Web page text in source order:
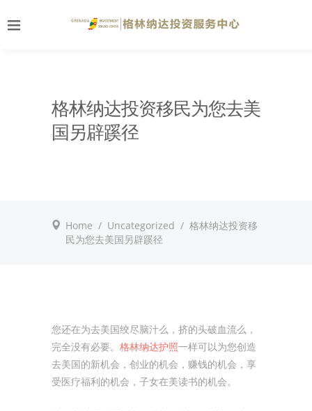
格林纳达投资移民为您去美
国另辟蹊径
Home / Uncategorized / 格林纳达投资移
民为您去美国另辟蹊径
您还在为去美国绞尽脑汁么，挤的头破血流么，
完全没有必要。 格林纳达护照一样可以为您创造
去美国的新机会，创业的机会，赚钱的机会，享
受医疗福利的机会，子女在美读书的机会。